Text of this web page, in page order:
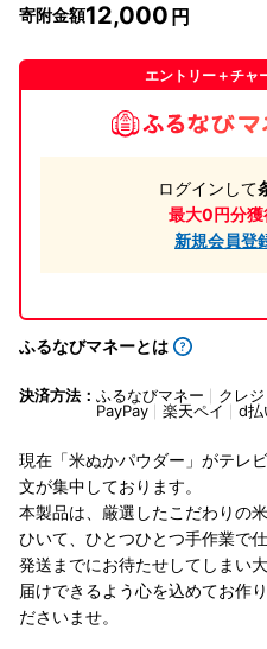
寄附金額12,000
エントリー＋チャ
ログインして
最大0円分獲
新規会員登
ふるなびマネーとは
決済方法： ふるなびマネー クレ
PayPay
楽天ペイ d払
現在「米ぬかパウダー」がテレ
文が集中しております。
本製品は、厳選したこだわりの
ひいて、ひとつひとつ手作業で
発送までにお待たせしてしまい
届けできるよう心を込めてお作
ださいませ。